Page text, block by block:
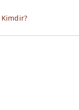
Kimdir?